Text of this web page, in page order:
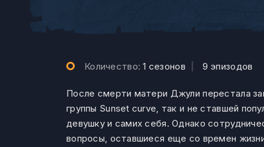
Количество:1 сезонов 9 эпизодов
После смерти матери Джули перестала
группы Sunset curve, так и не ставшей
девушку и самих себя. Однако
вопросы, оставшиеся еще со времен